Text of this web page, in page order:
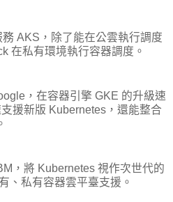
AKS，除了能在公雲執行調度
在私有環境執行容器調度。
，在容器引擎 GKE 的升級速
援新版 Kubernetes，還能整合
，將 Kubernetes 視作次世代的
、私有容器雲平臺支援。